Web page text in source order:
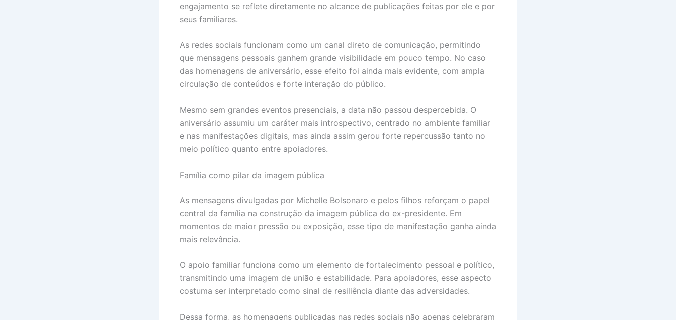
engajamento se reflete diretamente no alcance de publicações feitas por ele e por
seus familiares.
As redes sociais funcionam como um canal direto de comunicação, permitindo
que mensagens pessoais ganhem grande visibilidade em pouco tempo. No caso
das homenagens de aniversário, esse efeito foi ainda mais evidente, com ampla
circulação de conteúdos e forte interação do público.
Mesmo sem grandes eventos presenciais, a data não passou despercebida. O
aniversário assumiu um caráter mais introspectivo, centrado no ambiente familiar
e nas manifestações digitais, mas ainda assim gerou forte repercussão tanto no
meio político quanto entre apoiadores.
Família como pilar da imagem pública
As mensagens divulgadas por Michelle Bolsonaro e pelos filhos reforçam o papel
central da família na construção da imagem pública do ex-presidente. Em
momentos de maior pressão ou exposição, esse tipo de manifestação ganha ainda
mais relevância.
O apoio familiar funciona como um elemento de fortalecimento pessoal e político,
transmitindo uma imagem de união e estabilidade. Para apoiadores, esse aspecto
costuma ser interpretado como sinal de resiliência diante das adversidades.
Dessa forma, as homenagens publicadas nas redes sociais não apenas celebraram